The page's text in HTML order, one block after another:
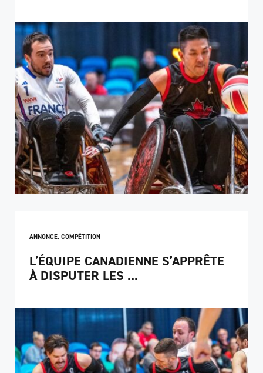
ANNONCE, COMPÉTITION
L’ÉQUIPE CANADIENNE S’APPRÊTE
À DISPUTER LES ...